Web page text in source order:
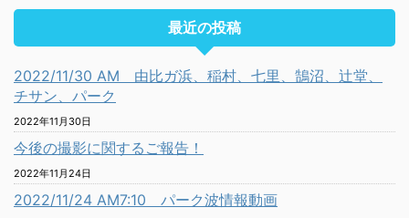
最近の投稿
2022/11/30 AM 由比ガ浜、稲村、七里、鵠沼、辻堂、
チサン、パーク
2022年11月30日
今後の撮影に関するご報告！
2022年11月24日
2022/11/24 AM7:10 パーク波情報動画